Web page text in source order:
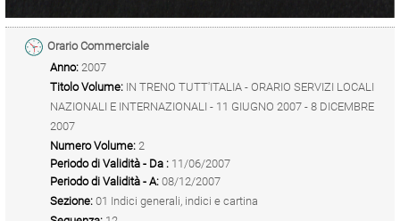
Orario Commerciale
Anno: 2007
Titolo Volume: IN TRENO TUTT'ITALIA - ORARIO SERVIZI LOCALI
NAZIONALI E INTERNAZIONALI - 11 GIUGNO 2007 - 8 DICEMBRE
2007
Numero Volume: 2
Periodo di Validità - Da : 11/06/2007
Periodo di Validità - A: 08/12/2007
Sezione: 01 Indici generali, indici e cartina